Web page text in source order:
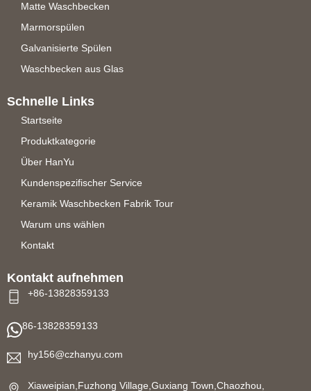
Matte Waschbecken
Marmorspülen
Galvanisierte Spülen
Waschbecken aus Glas
Schnelle Links
Startseite
Produktkategorie
Über HanYu
Kundenspezifischer Service
Keramik Waschbecken Fabrik Tour
Warum uns wählen
Kontakt
Kontakt aufnehmen
+86-13828359133
86-13828359133
hy156@czhanyu.com
Xiaweipian,Fuzhong Village,Guxiang Town,Chaozhou,